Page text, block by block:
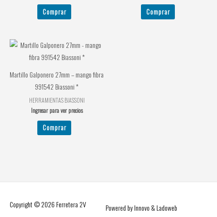
Comprar Comprar
Martillo Galponero 27mm – mango fibra
991542 Biassoni *
HERRAMIENTAS BIASSONI
Ingresar para ver precios
Comprar
Copyright © 2026 Ferretera 2V Powered by Innovo & Ladoweb